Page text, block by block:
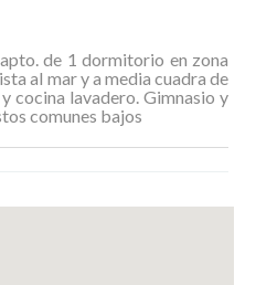
de 1 dormitorio en zona
al mar y a media cuadra de
cocina lavadero. Gimnasio y
comunes bajos